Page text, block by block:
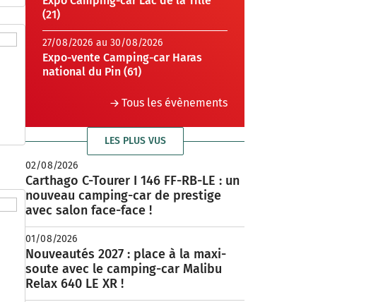
(21)
27/08/2026 au 30/08/2026
Expo-vente Camping-car Haras
national du Pin (61)
Tous les évènements
LES PLUS VUS
02/08/2026
Carthago C-Tourer I 146 FF-RB-LE : un
nouveau camping-car de prestige
avec salon face-face !
01/08/2026
Nouveautés 2027 : place à la maxi-
soute avec le camping-car Malibu
Relax 640 LE XR !